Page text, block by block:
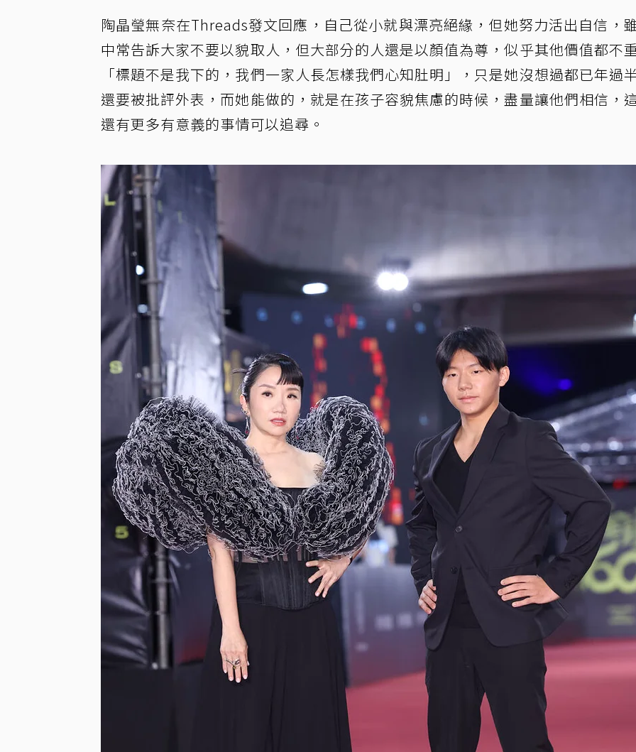
陶晶瑩無奈在Threads發文回應，自己從小就與漂亮絕緣，但她努力活出自信，
中常告訴大家不要以貌取人，但大部分的人還是以顏值為尊，似乎其他價值都不
「標題不是我下的，我們一家人長怎樣我們心知肚明」，只是她沒想過都已年過
還要被批評外表，而她能做的，就是在孩子容貌焦慮的時候，盡量讓他們相信，
還有更多有意義的事情可以追尋。